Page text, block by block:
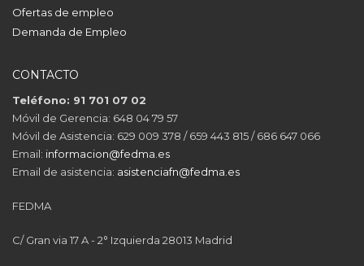
Ofertas de empleo
Demanda de Empleo
CONTACTO
Teléfono: 91 701 07 02
Móvil de Gerencia: 648 04 79 57
Móvil de Asistencia: 629 009 378 / 659 443 815 / 686 647 066
Email: informacion@fedma.es
Email de asistencia: asistenciafn@fedma.es
FEDMA
C/ Gran via 17 A - 2° Izquierda 28013 Madrid